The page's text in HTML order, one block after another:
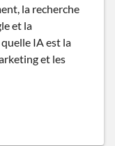
la recherche
et la
IA est la
et les